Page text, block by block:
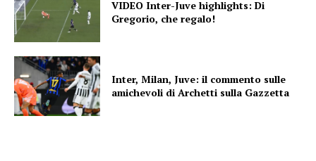
VIDEO Inter-Juve highlights: Di
Gregorio, che regalo!
Inter, Milan, Juve: il commento sulle
amichevoli di Archetti sulla Gazzetta